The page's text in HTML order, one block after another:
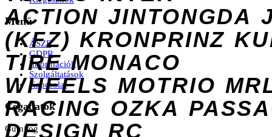
ACTION JINTONGDA
(KFZ) KRONPRINZ
TIRE MONACO
WHEELS MOTRIO
RACING OZKA
DESIGN RC
Menü
ÁSZF
GDPR
Információk
Szolgáltatások
Kapcsolat
Cégadatok
Gumilog